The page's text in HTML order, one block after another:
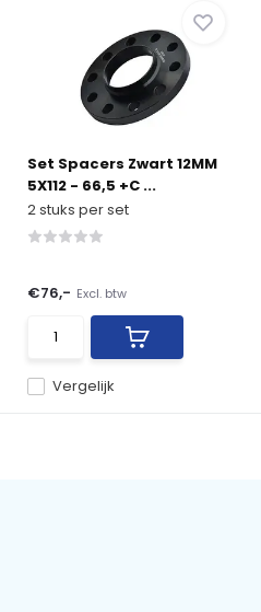
Set Spacers Zwart 12MM
5X112 - 66,5 +C ...
2 stuks per set
Vergelijk
€76,- Excl. btw